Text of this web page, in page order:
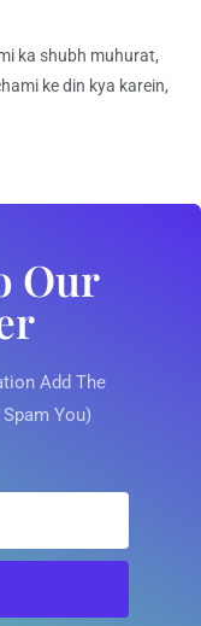
ka shubh muhurat,
ke din kya karein,
Our
Add The
You)